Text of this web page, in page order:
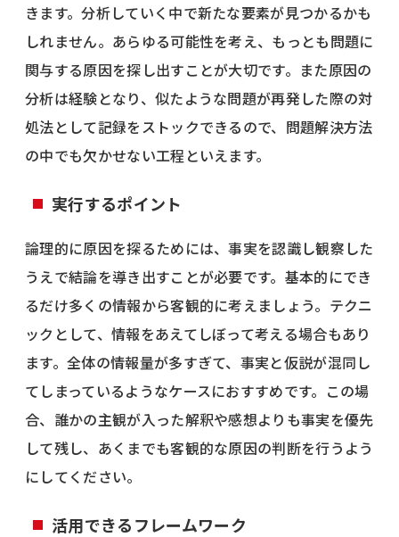
きます。分析していく中で新たな要素が見つかるかも
しれません。あらゆる可能性を考え、もっとも問題に
関与する原因を探し出すことが大切です。また原因の
分析は経験となり、似たような問題が再発した際の対
処法として記録をストックできるので、問題解決方法
の中でも欠かせない工程といえます。
実行するポイント
論理的に原因を探るためには、事実を認識し観察した
うえで結論を導き出すことが必要です。基本的にでき
るだけ多くの情報から客観的に考えましょう。テクニ
ックとして、情報をあえてしぼって考える場合もあり
ます。全体の情報量が多すぎて、事実と仮説が混同し
てしまっているようなケースにおすすめです。この場
合、誰かの主観が入った解釈や感想よりも事実を優先
して残し、あくまでも客観的な原因の判断を行うよう
にしてください。
活用できるフレームワーク